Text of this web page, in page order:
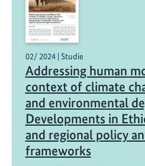
02/ 2024 | Studie
Addressing human
context of climate
and environmental
Developments in
and regional policy
frameworks